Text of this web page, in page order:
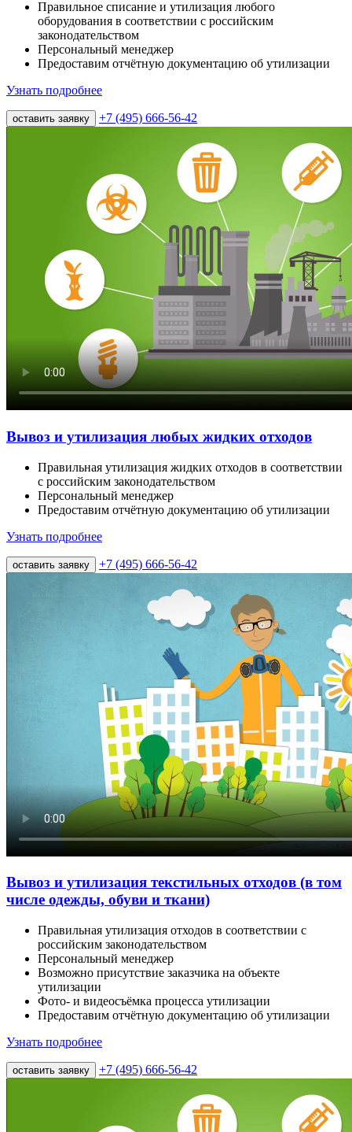
Правильное списание и утилизация любого
оборудования в соответствии с российским
законодательством
Персональный менеджер
Предоставим отчётную документацию об утилизации
Узнать подробнее
оставить заявку +7 (495) 666-56-42
Вывоз и утилизация любых жидких отходов
Правильная утилизация жидких отходов в соответствии
с российским законодательством
Персональный менеджер
Предоставим отчётную документацию об утилизации
Узнать подробнее
оставить заявку +7 (495) 666-56-42
Вывоз и утилизация текстильных отходов (в том
числе одежды, обуви и ткани)
Правильная утилизация отходов в соответствии с
российским законодательством
Персональный менеджер
Возможно присутствие заказчика на объекте
утилизации
Фото- и видеосъёмка процесса утилизации
Предоставим отчётную документацию об утилизации
Узнать подробнее
оставить заявку +7 (495) 666-56-42